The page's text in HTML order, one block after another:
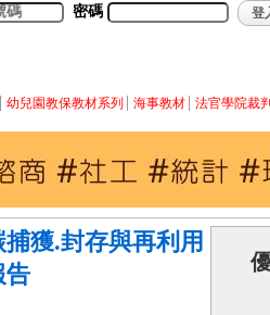
密碼
幼兒園教保教材系列 海事教材 法官學院裁
獲.封存與再利用
告